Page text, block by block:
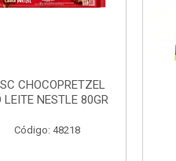
CHOCOPRETZEL
LEITE NESTLE 80GR
Código: 48218